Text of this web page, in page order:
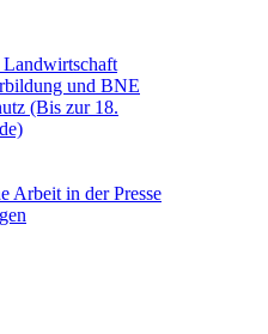
und BNE
(Bis zur 18.
Arbeit in der Presse